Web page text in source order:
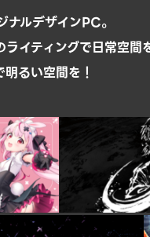
ルデザインPC。
イティングで日常空間
るい空間を！